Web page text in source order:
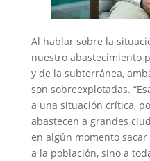
Al hablar sobre la
nuestro abastecimiento
y de la subterránea,
son sobreexplotadas.
a una situación crítica,
abastecen a grandes
en algún momento
a la población, sino a